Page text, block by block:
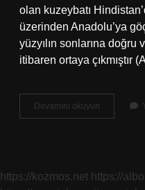
olan kuzeybatı
üzerinden Anadolu’ya
yüzyılın sonlarına doğru
itibaren ortaya çıkmıştır
Devamını okuyun Çingeneler
Nereden
https://kozmos.net https://